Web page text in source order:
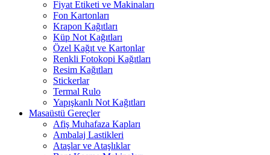
Fiyat Etiketi ve Makinaları
Fon Kartonları
Krapon Kağıtları
Küp Not Kağıtları
Özel Kağıt ve Kartonlar
Renkli Fotokopi Kağıtları
Resim Kağıtları
Stickerlar
Termal Rulo
Yapışkanlı Not Kağıtları
Masaüstü Gereçler
Afiş Muhafaza Kapları
Ambalaj Lastikleri
Ataşlar ve Ataşlıklar